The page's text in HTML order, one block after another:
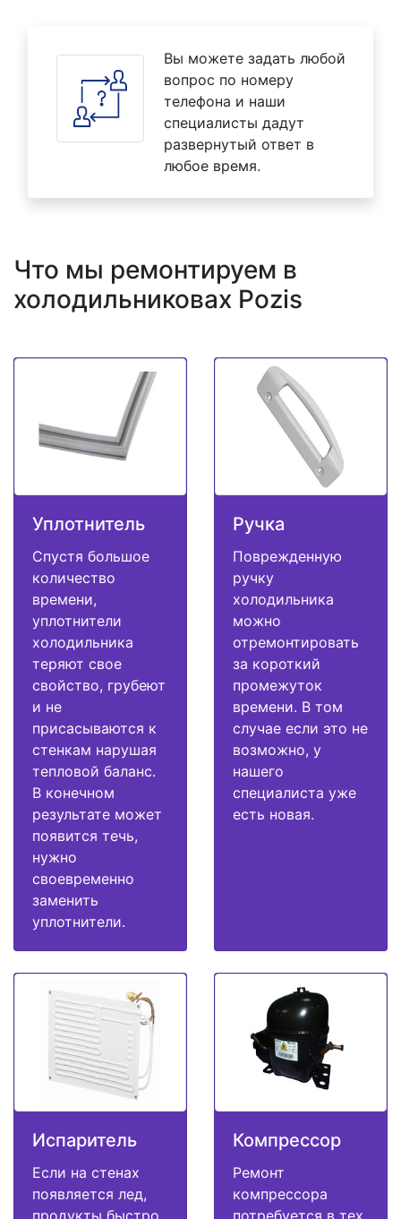
Вы можете задать любой
вопрос по номеру
телефона и наши
специалисты дадут
развернутый ответ в
любое время.
Что мы ремонтируем в
холодильниковах Pozis
Уплотнитель
Спустя большое
количество
времени,
уплотнители
холодильника
теряют свое
свойство, грубеют
и не
присасываются к
стенкам нарушая
тепловой баланс.
В конечном
результате может
появится течь,
нужно
своевременно
заменить
уплотнители.
Ручка
Поврежденную
ручку
холодильника
можно
отремонтировать
за короткий
промежуток
времени. В том
случае если это не
возможно, у
нашего
специалиста уже
есть новая.
Испаритель
Если на стенах
появляется лед,
продукты быстро
Компрессор
Ремонт
компрессора
потребуется в тех